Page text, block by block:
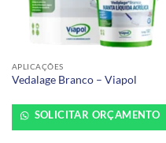
APLICAÇÕES
Vedalage Branco – Viapol
SOLICITAR ORÇAMENTO